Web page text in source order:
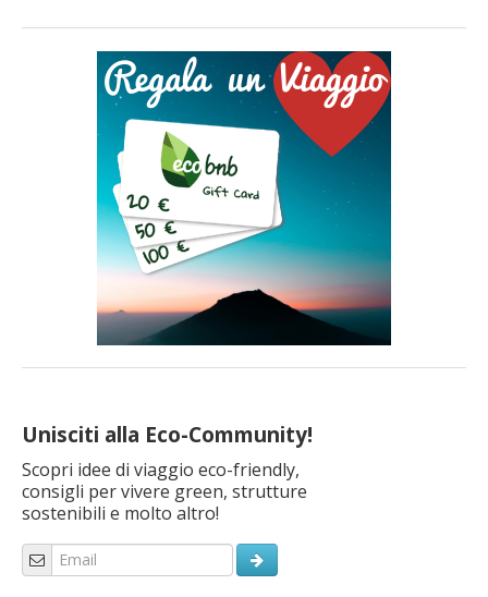
Unisciti alla Eco-Community!
Scopri idee di viaggio eco-friendly,
consigli per vivere green, strutture
sostenibili e molto altro!
degustazioni e itinerari, alla scoperta di Catania, del vulcano
Etna e dei suoi dintorni, sempre nel pieno rispetto
dell’ambiente, scegliendo di muoversi a piedi o […]